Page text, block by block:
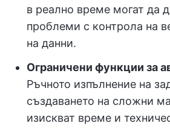
в реално време могат да
проблеми с контрола на
на данни.
Ограничени функции за
Ръчното изпълнение на
създаването на сложни
изискват време и